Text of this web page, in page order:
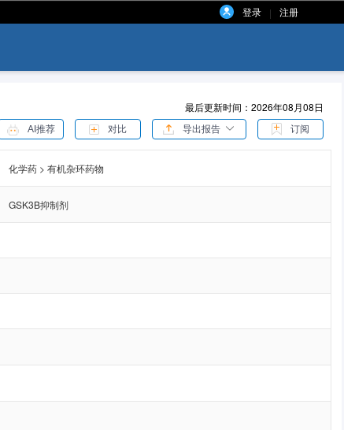
登录 | 注册
最后更新时间：2026年08月08日
AI推荐 对比 导出报告 订阅
化学药 > 有机杂环药物
GSK3B抑制剂